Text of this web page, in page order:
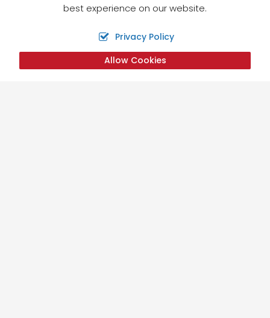
best experience on our website.
Privacy Policy
Allow Cookies